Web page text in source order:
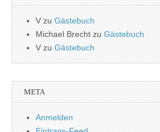
V zu Gästebuch
Michael Brecht zu Gästebuch
Vzu Gästebuch
META
Anmelden